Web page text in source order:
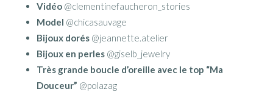
Vidéo@clementinefaucheron_stories
Model @chicasauvage
Bijoux dorés@jeannette.atelier
Bijoux en perles@giselb_jewelry
Très grande boucle d’oreille avec le top “Ma
Douceur” @polazag